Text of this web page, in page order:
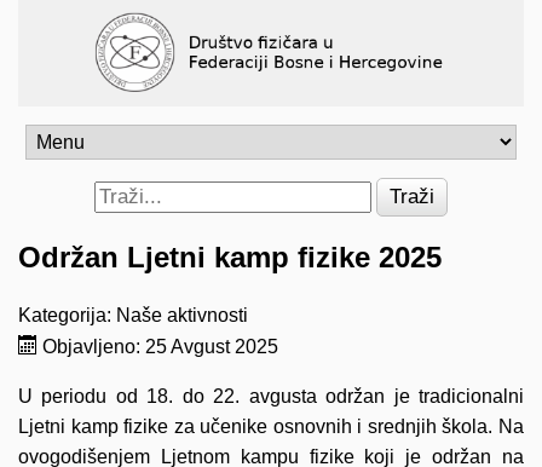
Traži
Održan Ljetni kamp fizike 2025
Kategorija: Naše aktivnosti
Objavljeno: 25 Avgust 2025
U periodu od 18. do 22. avgusta održan je tradicionalni
Ljetni kamp fizike za učenike osnovnih i srednjih škola. Na
ovogodišenjem Ljetnom kampu fizike koji je održan na